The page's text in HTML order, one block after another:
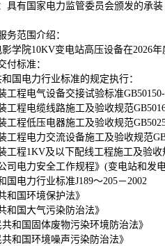
具有国家电力监管委员会颁发的承
务范围介绍：
学院10KV变电站高压设备在2026
付标准：
国电力行业标准的规定执行：
工程电气设备交接试验标准
工程电缆线路施工及验收规范
工程低压电器施工及验收规范
工程电力交流设备施工及验收规范
工程1KV及以下配线工程施工及验收
司电力安全工作规程》(变电站和发
国电力行业标准J189～205－2002
和国环境保护法》
和国大气污染防治法》
和国固体废物污染环境防治法》
和国环境噪声污染防治法》